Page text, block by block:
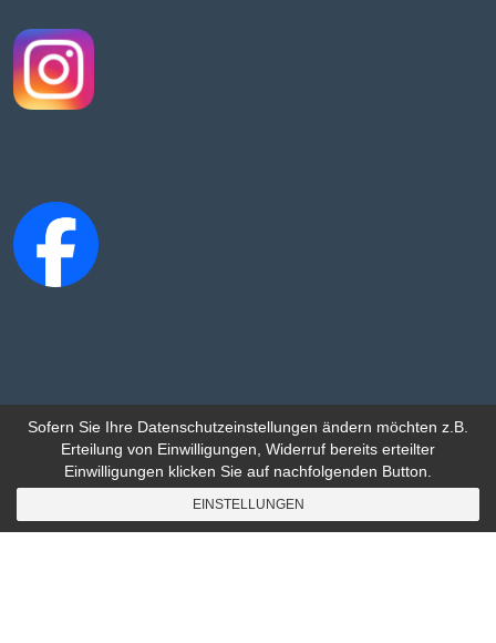
© 2026 Karnevals-Interessen-Gemeinschaft Sprakel-Sandrup-
Coerde e.V. - Alle Rechte vorbehalten -info@kig-sprakel.de
Sofern Sie Ihre Datenschutzeinstellungen ändern möchten z.B.
Erteilung von Einwilligungen, Widerruf bereits erteilter
Einwilligungen klicken Sie auf nachfolgenden Button.
EINSTELLUNGEN